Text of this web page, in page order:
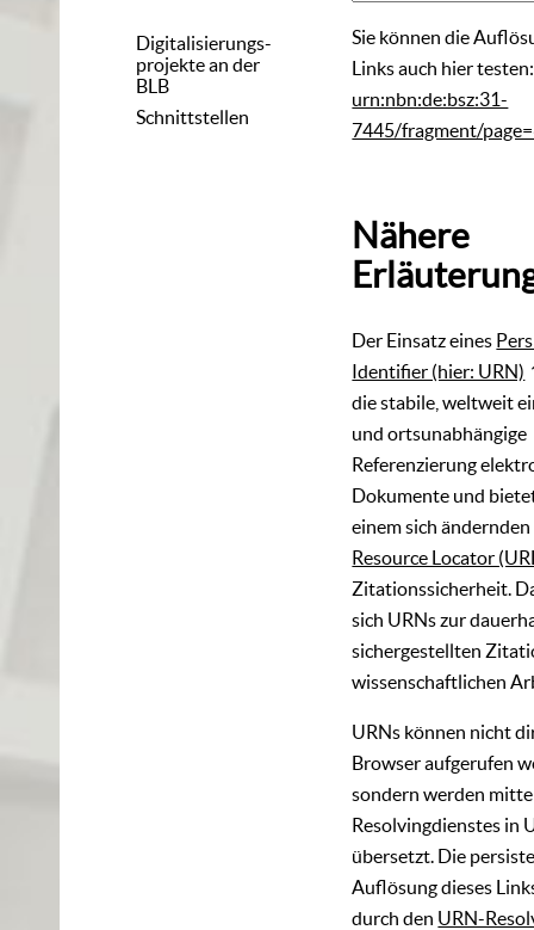
Digitalisierungs-
projekte an der
BLB
Schnittstellen
Sie können die
Links auch hier testen:
urn:nbn:de:bsz:31-
7445/fragment/
Nähere
Der Einsatz eines
Identifier (hier: URN)
die stabile, weltweit
und ortsunabhängige
Referenzierung
Dokumente und
einem sich ändernden
Resource Locator
Zitationssicherheit.
sich URNs zur
sichergestellten
wissenschaftlichen
URNs können nicht
Browser aufgerufen
sondern werden
Resolvingdienstes in
übersetzt. Die
Auflösung dieses
durch den URN-